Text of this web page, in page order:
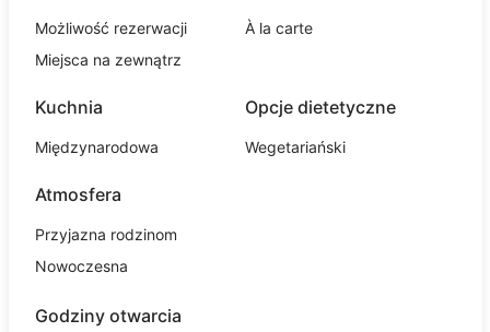
Możliwość rezerwacji
Miejsca na zewnątrz
À la carte
Kuchnia
Międzynarodowa
Opcje dietetyczne
Wegetariański
Atmosfera
Przyjazna rodzinom
Nowoczesna
Godziny otwarcia